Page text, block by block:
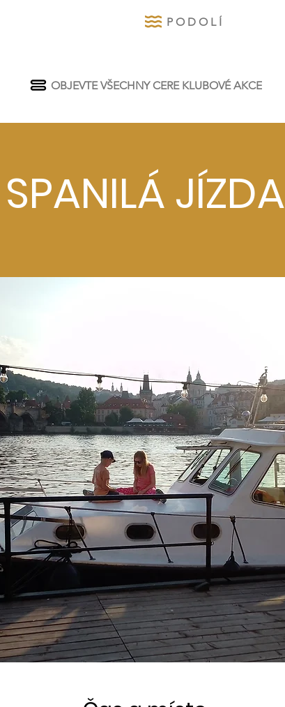
P O D O L Í
OBJEVTE VŠECHNY CERE KLUBOVÉ AKCE
SPANILÁ JÍZDA